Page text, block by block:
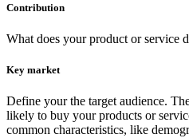
Contribution
What does your product or service
Key market
Define your the target audience.
likely to buy your products or
common characteristics, like